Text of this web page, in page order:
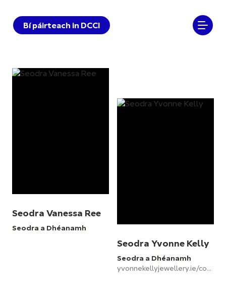
Bí páirteach in DCCI
Seodra Vanessa Ree
Seodra a Dhéanamh
Seodra Yvonne Kelly
Seodra a Dhéanamh
yvonnekellyjewellery.ie/contact